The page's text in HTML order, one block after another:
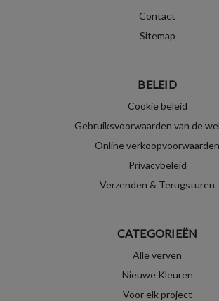
Contact
Sitemap
BELEID
Cookie beleid
Gebruiksvoorwaarden van de
Online verkoopvoorwaarden
Privacybeleid
Verzenden & Terugsturen
CATEGORIEËN
Alle verven
Nieuwe Kleuren
Voor elk project